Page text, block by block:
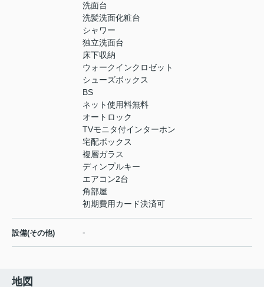
洗面台
洗髪洗面化粧台
シャワー
独立洗面台
床下収納
ウォークインクロゼット
シューズボックス
BS
ネット使用料無料
オートロック
TVモニタ付インターホン
宅配ボックス
複層ガラス
ディンプルキー
エアコン2台
角部屋
初期費用カード決済可
設備(その他) -
地図